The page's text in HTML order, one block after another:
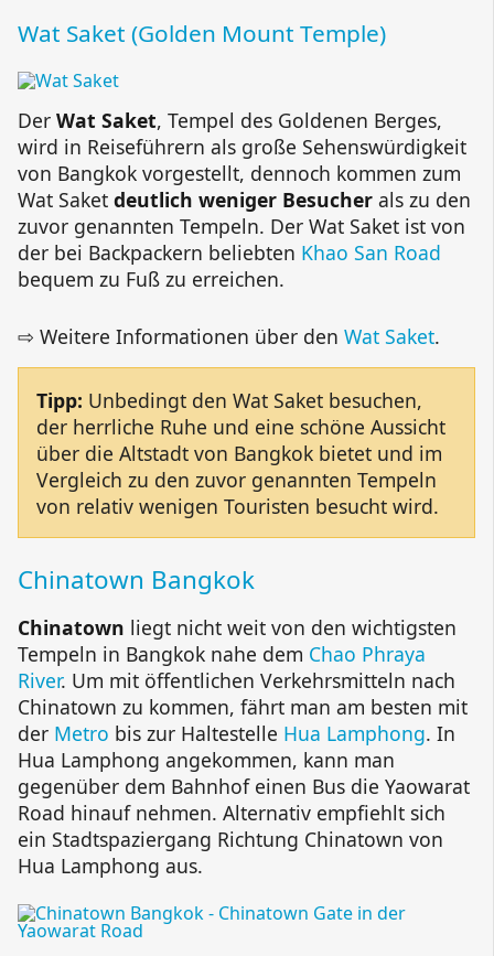
Wat Saket (Golden Mount Temple)
Der Wat Saket, Tempel des Goldenen Berges,
wird in Reiseführern als große Sehenswürdigkeit
von Bangkok vorgestellt, dennoch kommen zum
Wat Saket deutlich weniger Besucher als zu den
zuvor genannten Tempeln. Der Wat Saket ist von
der bei Backpackern beliebten Khao San Road
bequem zu Fuß zu erreichen.
⇨ Weitere Informationen über den Wat Saket.
Tipp: Unbedingt den Wat Saket besuchen,
der herrliche Ruhe und eine schöne Aussicht
über die Altstadt von Bangkok bietet und im
Vergleich zu den zuvor genannten Tempeln
von relativ wenigen Touristen besucht wird.
Chinatown Bangkok
Chinatown liegt nicht weit von den wichtigsten
Tempeln in Bangkok nahe dem Chao Phraya
River. Um mit öffentlichen Verkehrsmitteln nach
Chinatown zu kommen, fährt man am besten mit
der Metro bis zur Haltestelle Hua Lamphong. In
Hua Lamphong angekommen, kann man
gegenüber dem Bahnhof einen Bus die Yaowarat
Road hinauf nehmen. Alternativ empfiehlt sich
ein Stadtspaziergang Richtung Chinatown von
Hua Lamphong aus.